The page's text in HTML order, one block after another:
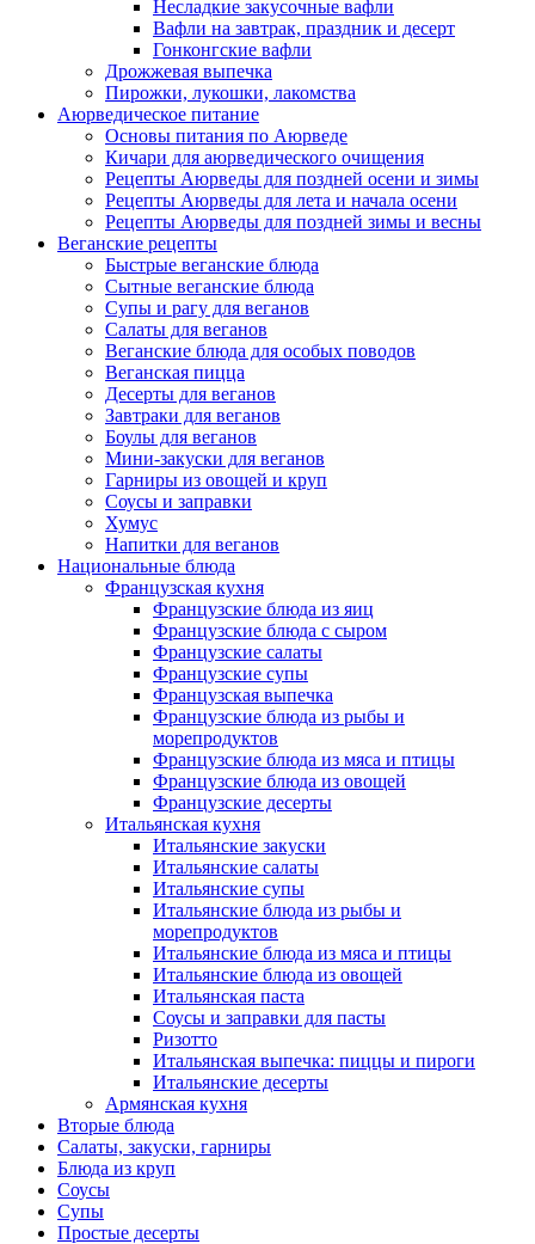
Несладкие закусочные вафли
Вафли на завтрак, праздник и десерт
Гонконгские вафли
Дрожжевая выпечка
Пирожки, лукошки, лакомства
Аюрведическое питание
Основы питания по Аюрведе
Кичари для аюрведического очищения
Рецепты Аюрведы для поздней осени и зимы
Рецепты Аюрведы для лета и начала осени
Рецепты Аюрведы для поздней зимы и весны
Веганские рецепты
Быстрые веганские блюда
Сытные веганские блюда
Супы и рагу для веганов
Салаты для веганов
Веганские блюда для особых поводов
Веганская пицца
Десерты для веганов
Завтраки для веганов
Боулы для веганов
Мини-закуски для веганов
Гарниры из овощей и круп
Соусы и заправки
Хумус
Напитки для веганов
Национальные блюда
Французская кухня
Французские блюда из яиц
Французские блюда с сыром
Французские салаты
Французские супы
Французская выпечка
Французские блюда из рыбы и
морепродуктов
Французские блюда из мяса и птицы
Французские блюда из овощей
Французские десерты
Итальянская кухня
Итальянские закуски
Итальянские салаты
Итальянские супы
Итальянские блюда из рыбы и
морепродуктов
Итальянские блюда из мяса и птицы
Итальянские блюда из овощей
Итальянская паста
Соусы и заправки для пасты
Ризотто
Итальянская выпечка: пиццы и пироги
Итальянские десерты
Армянская кухня
Вторые блюда
Салаты, закуски, гарниры
Блюда из круп
Соусы
Супы
Простые десерты